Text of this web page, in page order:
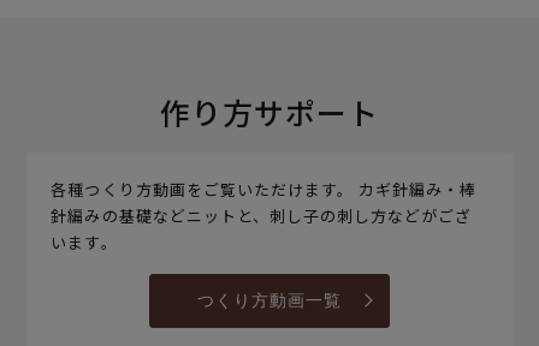
作り方サポート
各種つくり方動画をご覧いただけます。 カギ針編み・棒
針編みの基礎などニットと、刺し子の刺し方などがござ
います。
つくり方動画一覧